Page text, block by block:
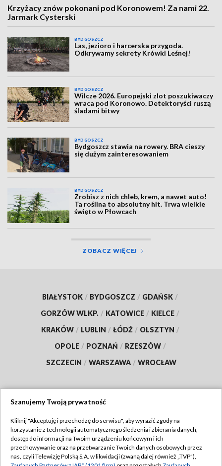
Krzyżacy znów pokonani pod Koronowem! Za nami 22.
Jarmark Cysterski
BYDGOSZCZ
Las, jezioro i harcerska przygoda.
Odkrywamy sekrety Krówki Leśnej!
BYDGOSZCZ
Wilcze 2026. Europejski zlot poszukiwaczy
wraca pod Koronowo. Detektoryści ruszą
śladami bitwy
BYDGOSZCZ
Bydgoszcz stawia na rowery. BRA cieszy
się dużym zainteresowaniem
BYDGOSZCZ
Zrobisz z nich chleb, krem, a nawet auto!
Ta roślina to absolutny hit. Trwa wielkie
święto w Płowcach
ZOBACZ WIĘCEJ
BIAŁYSTOK / BYDGOSZCZ / GDAŃSK /
GORZÓW WLKP. / KATOWICE / KIELCE /
KRAKÓW / LUBLIN / ŁÓDŹ / OLSZTYN /
OPOLE / POZNAŃ / RZESZÓW /
SZCZECIN / WARSZAWA / WROCŁAW
TVP
Abonament TVP
Emisja w TVP
Regulamin TVP
Szanujemy Twoją prywatność
Kliknij "Akceptuję i przechodzę do serwisu", aby wyrazić zgody na
korzystanie z technologii automatycznego śledzenia i zbierania danych,
dostęp do informacji na Twoim urządzeniu końcowym i ich
przechowywanie oraz na przetwarzanie Twoich danych osobowych przez
nas, czyli Telewizję Polską S.A. w likwidacji (zwaną dalej również „TVP”),